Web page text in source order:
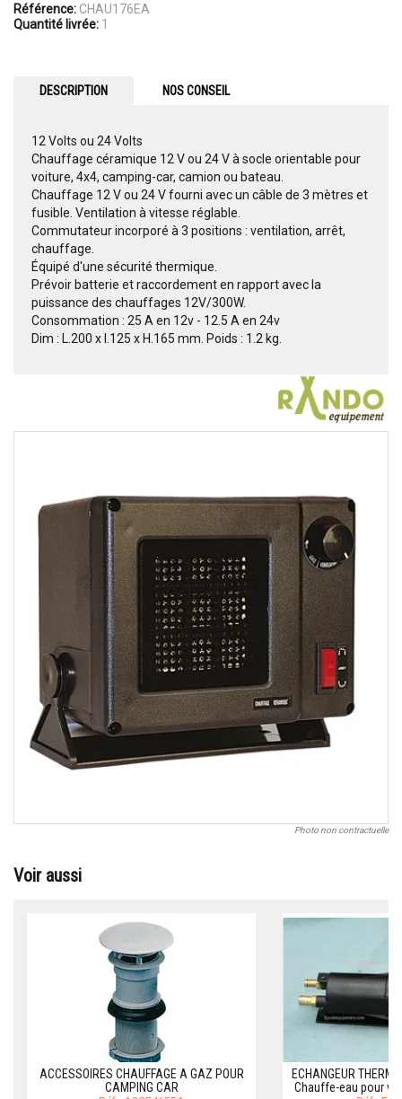
Référence: CHAU176EA
Quantité livrée: 1
DESCRIPTION NOS CONSEIL
12 Volts ou 24 Volts
Chauffage céramique 12 V ou 24 V à socle orientable pour
voiture, 4x4, camping-car, camion ou bateau.
Chauffage 12 V ou 24 V fourni avec un câble de 3 mètres et
fusible. Ventilation à vitesse réglable.
Commutateur incorporé à 3 positions : ventilation, arrêt,
chauffage.
Équipé d'une sécurité thermique.
Prévoir batterie et raccordement en rapport avec la
puissance des chauffages 12V/300W.
Consommation : 25 A en 12v - 12.5 A en 24v
Dim : L.200 x l.125 x H.165 mm. Poids : 1.2 kg.
Photo non contractuelle
Voir aussi
ACCESSOIRES CHAUFFAGE A GAZ POUR
CAMPING CAR
ECHANGEUR
Chauffe-eau pour